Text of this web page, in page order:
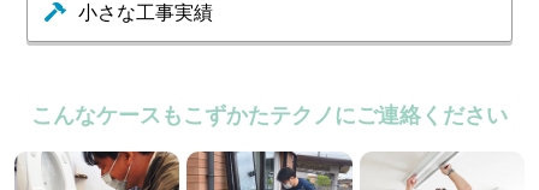
小さな工事実績
こんなケースもこずかたテクノにご連絡ください